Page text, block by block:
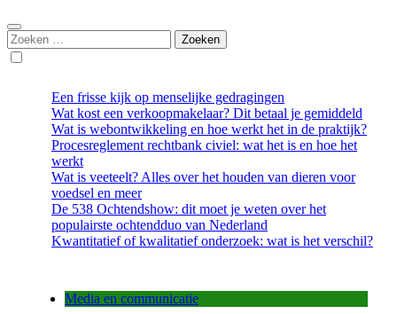
Zoeken
naar:
Een frisse kijk op menselijke gedragingen
Wat kost een verkoopmakelaar? Dit betaal je gemiddeld
Wat is webontwikkeling en hoe werkt het in de praktijk?
Procesreglement rechtbank civiel: wat het is en hoe het
werkt
Wat is veeteelt? Alles over het houden van dieren voor
voedsel en meer
De 538 Ochtendshow: dit moet je weten over het
populairste ochtendduo van Nederland
Kwantitatief of kwalitatief onderzoek: wat is het verschil?
Media en communicatie